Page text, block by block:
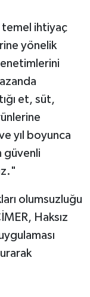
temel ihtiyaç
yönelik
et, süt,
yıl boyunca
güvenli
olumsuzluğu
Haksız